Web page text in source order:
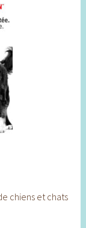
chiens et chats